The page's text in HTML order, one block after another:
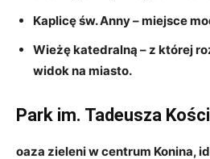
Kaplicę św.⁢ Anny⁣– miejsce
Wieżę‌ katedralną – z której​
widok⁢ na miasto.
Park im. Tadeusza
oaza zieleni w centrum Konina,